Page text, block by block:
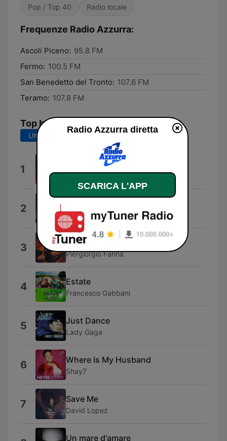
Pop / Top 40 Radio locale
Frequenze Radio Azzurra:
Ascoli Piceno: 95.8 FM
Fermo: 100.5 FM
San Benedetto del Tronto: 107.6 FM
Teramo: 107.8 FM
Top brani
Ultimi 7 giorni Ultimi 30 giorni
1 Bahamas (feat. Emis Killa)
Fred De Palma
2 Robertino
3 La Piu' Bella Del Mondo
Piergiorgio Farina
4 Estate
Francesco Gabbani
5 Just Dance
Lady Gaga
6 Where Is My Husband
Shay7
7 Save Me
David Lopez
Un mare d'amare
Radio Azzurra diretta
SCARICA L'APP